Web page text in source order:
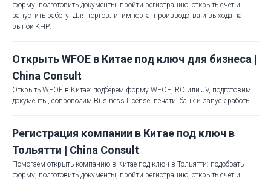
форму, подготовить документы, пройти регистрацию, открыть счет и
запустить работу. Для торговли, импорта, производства и выхода на
рынок КНР.
Открыть WFOE в Китае под ключ для бизнеса |
China Consult
Открыть WFOE в Китае: подберем форму WFOE, RO или JV, подготовим
документы, сопроводим Business License, печати, банк и запуск работы.
Регистрация компании в Китае под ключ в
Тольятти | China Consult
Помогаем открыть компанию в Китае под ключ в Тольятти: подобрать
форму, подготовить документы, пройти регистрацию, открыть счет и